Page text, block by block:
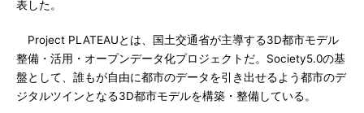
表した。
Project PLATEAUとは、国土交通省が主導する3D都市モデル
整備・活用・オープンデータ化プロジェクトだ。Society5.0の基
盤として、誰もが自由に都市のデータを引き出せるよう都市のデ
ジタルツインとなる3D都市モデルを構築・整備している。